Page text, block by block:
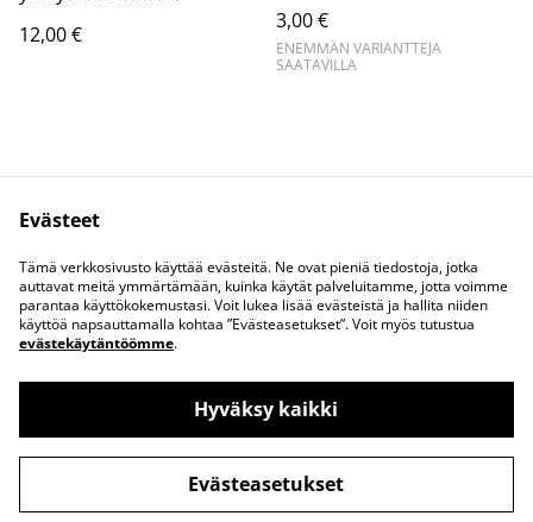
12,00 €
3,00 €
ENEMMÄN VARIANTTEJA
SAATAVILLA
Ota yhteyttä
Juridiset ehdot
Tietosuojakäytäntö
Evästekäytäntö
©2026Katja printtaa lohikäärmeitä
powered by
Evästeet
Tämä verkkosivusto käyttää evästeitä. Ne ovat pieniä tiedostoja, jotka
auttavat meitä ymmärtämään, kuinka käytät palveluitamme, jotta voimme
parantaa käyttökokemustasi. Voit lukea lisää evästeistä ja hallita niiden
käyttöä napsauttamalla kohtaa ”Evästeasetukset”. Voit myös tutustua
evästekäytäntöömme.
Hyväksy kaikki
Evästeasetukset